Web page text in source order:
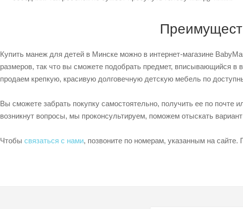
Купить манеж для детей в Минске можно в интернет-магазине
размеров, так что вы сможете подобрать предмет, вписывающийся
продаем крепкую, красивую долговечную детскую мебель по
Вы сможете забрать покупку самостоятельно, получить ее по почте
возникнут вопросы, мы проконсультируем, поможем отыскать
Чтобы связаться с нами, позвоните по номерам, указанным на сайте.